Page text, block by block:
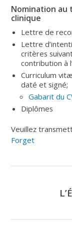
Nomination
clinique
Lettre de
Lettre
critères
contribution à
Curriculum
daté et signé;
Gabarit du
Diplômes
Veuillez
Forget